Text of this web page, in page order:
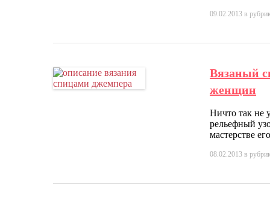
09.02.2013 в
Вязаный
женщин
Ничто так не
рельефный
мастерстве
08.02.2013 в